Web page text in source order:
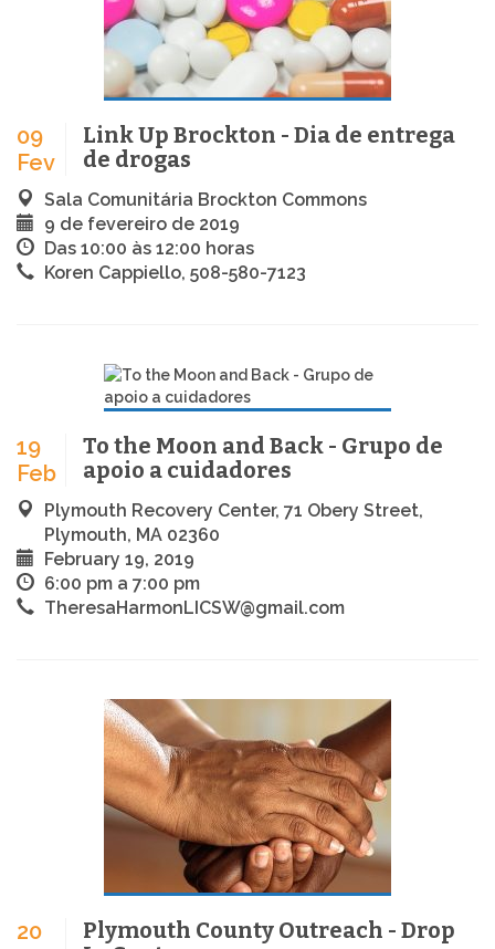
09
Fev
Link Up Brockton - Dia de entrega
de drogas
Sala Comunitária Brockton Commons
9 de fevereiro de 2019
Das 10:00 às 12:00 horas
Koren Cappiello, 508-580-7123
19
Feb
To the Moon and Back - Grupo de
apoio a cuidadores
Plymouth Recovery Center, 71 Obery Street,
Plymouth, MA 02360
February 19, 2019
6:00 pm a 7:00 pm
TheresaHarmonLICSW@gmail.com
20
Plymouth County Outreach - Drop